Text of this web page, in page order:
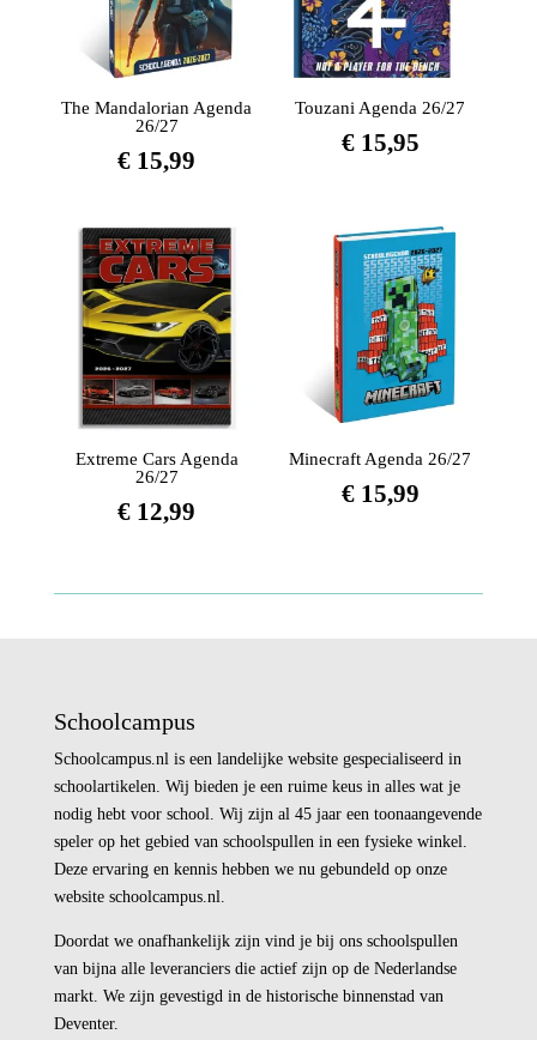
The Mandalorian Agenda
26/27
€ 15,99
Touzani Agenda 26/27
€15,95
Extreme Cars Agenda
26/27
€ 12,99
Minecraft Agenda 26/27
€15,99
Schoolcampus
Schoolcampus.nl is een landelijke website gespecialiseerd in
schoolartikelen. Wij bieden je een ruime keus in alles wat je
nodig hebt voor school. Wij zijn al 45 jaar een toonaangevende
speler op het gebied van schoolspullen in een fysieke winkel.
Deze ervaring en kennis hebben we nu gebundeld op onze
website schoolcampus.nl.
Doordat we onafhankelijk zijn vind je bij ons schoolspullen
van bijna alle leveranciers die actief zijn op de Nederlandse
markt. We zijn gevestigd in de historische binnenstad van
Deventer.